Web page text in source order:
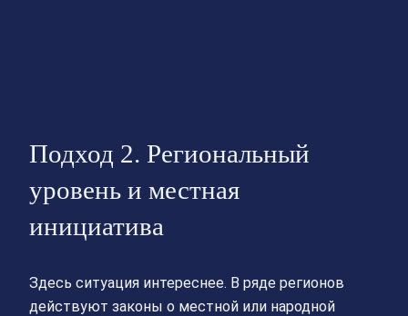
Подход 2. Региональный
уровень и местная
инициатива
Здесь ситуация интереснее. В ряде регионов
действуют законы о местной или народной